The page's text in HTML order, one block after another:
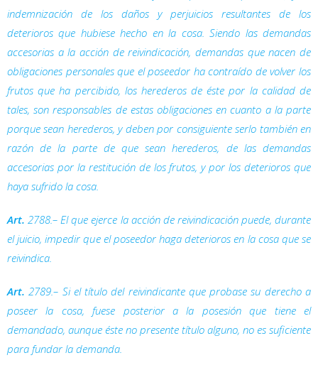
indemnización de los daños y perjuicios resultantes de los
deterioros que hubiese hecho en la cosa. Siendo las demandas
accesorias a la acción de reivindicación, demandas que nacen de
obligaciones personales que el poseedor ha contraído de volver los
frutos que ha percibido, los herederos de éste por la calidad de
tales, son responsables de estas obligaciones en cuanto a la parte
porque sean herederos, y deben por consiguiente serlo también en
razón de la parte de que sean herederos, de las demandas
accesorias por la restitución de los frutos, y por los deterioros que
haya sufrido la cosa.
Art. 2788.– El que ejerce la acción de reivindicación puede, durante
el juicio, impedir que el poseedor haga deterioros en la cosa que se
reivindica.
Art. 2789.– Si el título del reivindicante que probase su derecho a
poseer la cosa, fuese posterior a la posesión que tiene el
demandado, aunque éste no presente título alguno, no es suficiente
para fundar la demanda.